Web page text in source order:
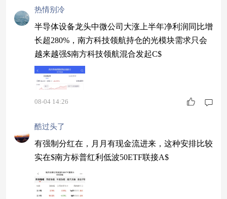
它放进重点配置清单。
热情别冷
半导体设备龙头中微公司大涨上半年净利润同比增
长超280%，南方科技领航持仓的光模块需求只会
越来越强$南方科技领航混合发起C$
08-04 14:26
酷过头了
有强制分红在，月月有现金流进来，这种安排比较
实在$南方标普红利低波50ETF联接A$